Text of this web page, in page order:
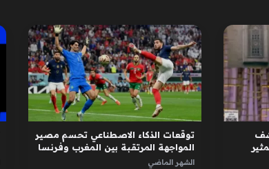
توقعات الذكاء الاصطناعي تحسم مصير
المواجهة المرتقبة بين المغرب وفرنسا
في المونديال
الشهر الماضي